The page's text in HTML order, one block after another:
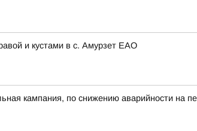
и кустами в с. Амурзет ЕАО
кампания, по снижению аварийности на